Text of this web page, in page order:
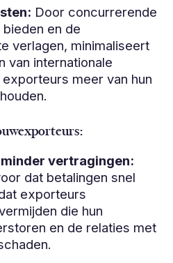
Door concurrerende
en de
verlagen, minimaliseert
van internationale
meer van hun
vertragingen:
dat betalingen snel
exporteurs
die hun
en de relaties met